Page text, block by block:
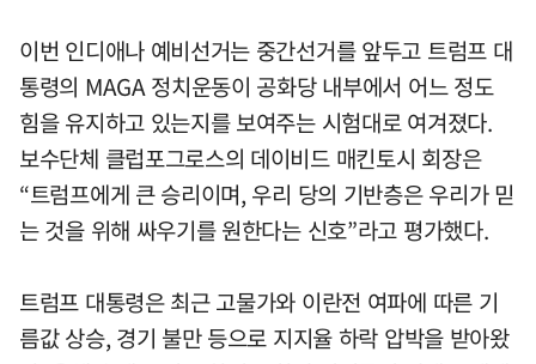
이번 인디애나 예비선거는 중간선거를 앞두고 트럼프 대
통령의 MAGA 정치운동이 공화당 내부에서 어느 정도
힘을 유지하고 있는지를 보여주는 시험대로 여겨졌다.
보수단체 클럽포그로스의 데이비드 매킨토시 회장은
“트럼프에게 큰 승리이며, 우리 당의 기반층은 우리가 믿
는 것을 위해 싸우기를 원한다는 신호”라고 평가했다.
트럼프 대통령은 최근 고물가와 이란전 여파에 따른 기
름값 상승, 경기 불만 등으로 지지율 하락 압박을 받아왔